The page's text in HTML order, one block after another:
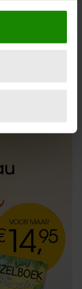
kan zijn
(fingerprinting)
te
te bieden
delen we
onze
Deze
met andere
ze hebben
services. U
website blijft